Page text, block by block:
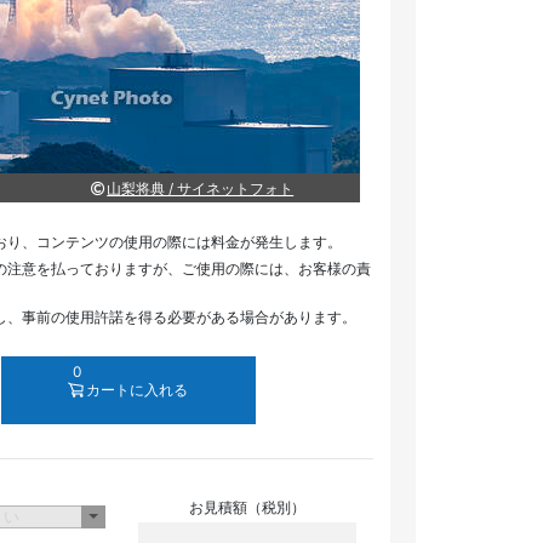
山梨将典 / サイネットフォト
、コンテンツの使用の際には料金が発生します。
意を払っておりますが、ご使用の際には、お客様の責
事前の使用許諾を得る必要がある場合があります。
0
カートに入れる
お見積額（税別）